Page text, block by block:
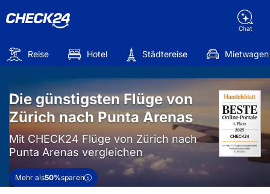
Chat
Reise Hotel Städtereise Mietwagen
Die günstigsten Flüge von
Zürich nach Punta Arenas
Mit CHECK24 Flüge von Zürich nach
Punta Arenas vergleichen
Mehr als50%sparen